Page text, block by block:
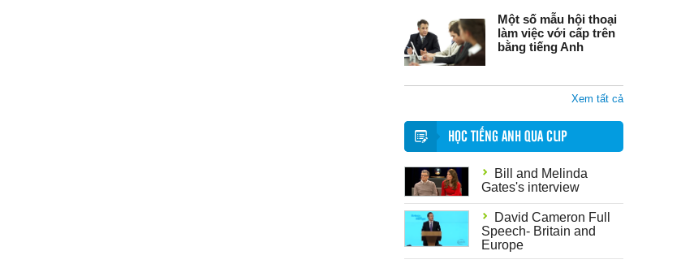
Một số mẫu hội thoại
làm việc với cấp trên
bằng tiếng Anh
Xem tất cả
HỌC TIẾNG ANH QUA CLIP
Bill and Melinda
Gates's interview
David Cameron Full
Speech- Britain and
Europe